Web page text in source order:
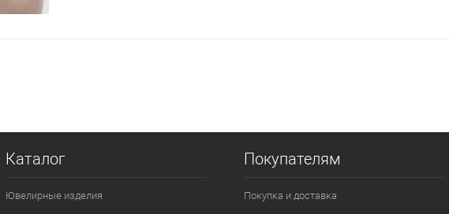
Каталог
Ювелирные изделия
Покупателям
Покупка и доставка